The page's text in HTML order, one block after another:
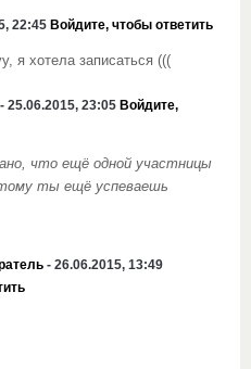
22:45 Войдите, чтобы ответить
я хотела записаться (((
- 25.06.2015, 23:05 Войдите,
что ещё одной участницы
ты ещё успеваешь
- 26.06.2015, 13:49